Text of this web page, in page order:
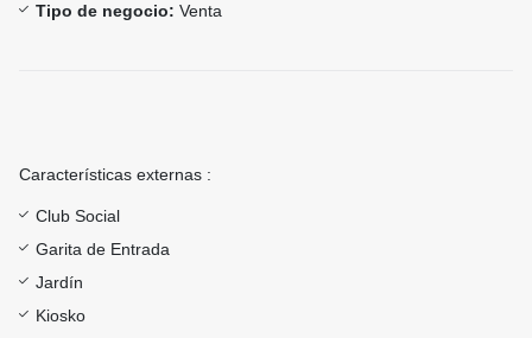
Tipo de negocio: Venta
Características externas :
Club Social
Garita de Entrada
Jardín
Kiosko